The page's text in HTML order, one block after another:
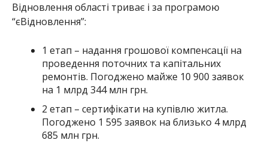
Відновлення області триває і за програмою
“єВідновлення”:
1 етап – надання грошової компенсації на
проведення поточних та капітальних
ремонтів. Погоджено майже 10 900 заявок
на 1 млрд 344 млн грн.
2 етап – сертифікати на купівлю житла.
Погоджено 1 595 заявок на близько 4 млрд
685 млн грн.